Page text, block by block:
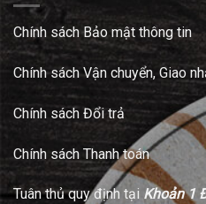
Chính sách Bảo mật thông tin
Chính sách Vận chuyển, Giao
Chính sách Đổi trả
Chính sách Thanh toán
Tuân thủ quy định tại Khoản 1